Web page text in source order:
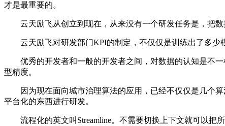
才是最重要的。
云天励飞从创立到现在，从来没有一个研发任务是，把数
云天励飞对研发部门KPI的制定，不仅仅是训练出了多少
优秀的开发者和一般的开发者之间，对数据的认知是不一
型精度。
因为现在面向城市治理算法的应用，已经不仅仅是几个算
平台化的东西进行研发。
流程化的英文叫Streamline。不需要切换上下文就可以把